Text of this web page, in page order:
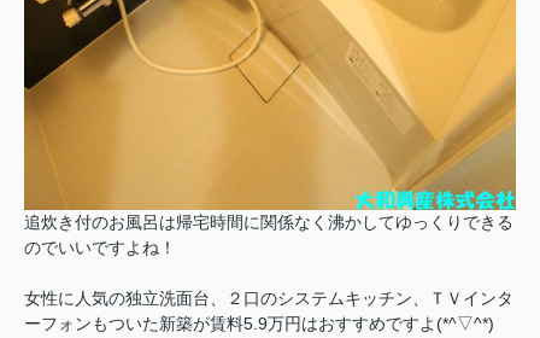
追炊き付のお風呂は帰宅時間に関係なく沸かしてゆっくりできる
のでいいですよね！
女性に人気の独立洗面台、２口のシステムキッチン、ＴＶインタ
ーフォンもついた新築が賃料5.9万円はおすすめですよ(*^▽^*)